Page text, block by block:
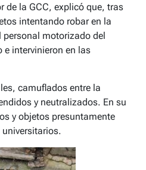
de la GCC, explicó que, tras
intentando robar en la
motorizado del
e intervinieron en las
camuflados entre la
y neutralizados. En su
y objetos presuntamente